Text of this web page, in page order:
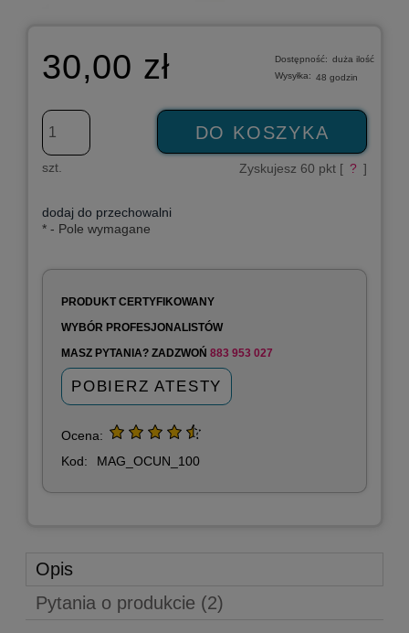
Dostępność: duża ilość
Wysyłka: 48 godzin
30,00 zł
szt.
DO KOSZYKA
Zyskujesz 60 pkt [ ? ]
dodaj do przechowalni
* - Pole wymagane
PRODUKT CERTYFIKOWANY
WYBÓR PROFESJONALISTÓW
MASZ PYTANIA? ZADZWOŃ 883 953 027
POBIERZ ATESTY
Ocena:
Kod:
MAG_OCUN_100
Opis
Pytania o produkcie (2)